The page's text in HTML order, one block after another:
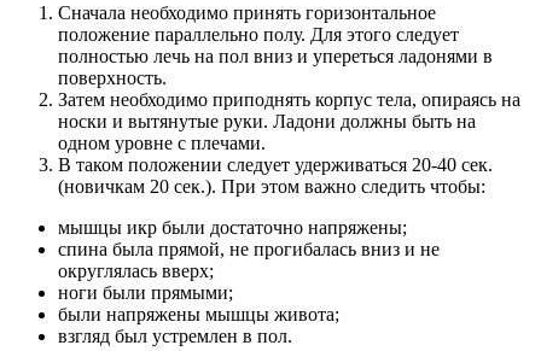
Сначала необходимо принять горизонтальное
положение параллельно полу. Для этого следует
полностью лечь на пол вниз и упереться ладонями в
поверхность.
Затем необходимо приподнять корпус тела, опираясь на
носки и вытянутые руки. Ладони должны быть на
одном уровне с плечами.
В таком положении следует удерживаться 20-40 сек.
(новичкам 20 сек.). При этом важно следить чтобы:
мышцы икр были достаточно напряжены;
спина была прямой, не прогибалась вниз и не
округлялась вверх;
ноги были прямыми;
были напряжены мышцы живота;
взгляд был устремлен в пол.